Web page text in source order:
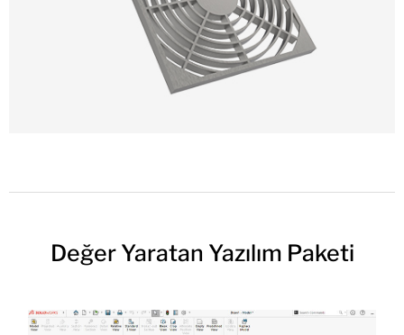
Değer Yaratan Yazılım Paketi